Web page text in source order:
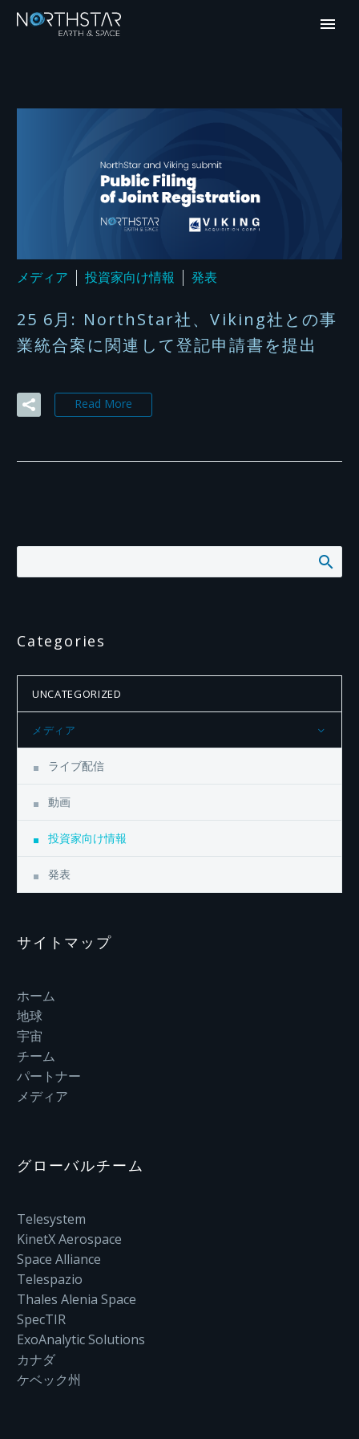
メディア 投資家向け情報 発表
25 6月: NorthStar社、Viking社との事
業統合案に関連して登記申請書を提出
Read More
Categories
UNCATEGORIZED
メディア
ライブ配信
動画
投資家向け情報
発表
サイトマップ
ホーム
地球
宇宙
チーム
パートナー
メディア
グローバルチーム
Telesystem
KinetX Aerospace
Space Alliance
Telespazio
Thales Alenia Space
SpecTIR
ExoAnalytic Solutions
カナダ
ケベック州